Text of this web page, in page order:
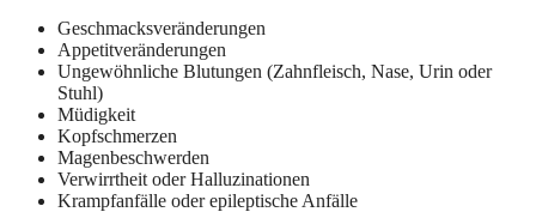
Geschmacksveränderungen
Appetitveränderungen
Ungewöhnliche Blutungen (Zahnfleisch, Nase, Urin oder
Stuhl)
Müdigkeit
Kopfschmerzen
Magenbeschwerden
Verwirrtheit oder Halluzinationen
Krampfanfälle oder epileptische Anfälle